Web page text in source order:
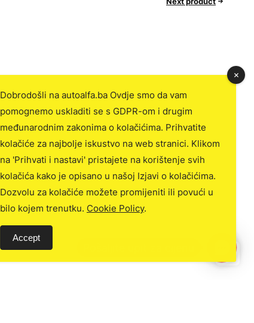
Dobrodošli na autoalfa.ba Ovdje smo da vam
pomognemo uskladiti se s GDPR-om i drugim
međunarodnim zakonima o kolačićima. Prihvatite
kolačiće za najbolje iskustvo na web stranici. Klikom
na 'Prihvati i nastavi' pristajete na korištenje svih
kolačića kako je opisano u našoj Izjavi o kolačićima.
Dozvolu za kolačiće možete promijeniti ili povući u
bilo kojem trenutku. Cookie Policy.
Accept